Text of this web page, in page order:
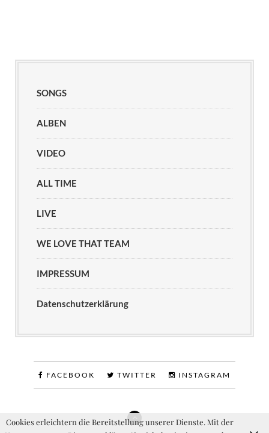
SONGS
ALBEN
VIDEO
ALL TIME
LIVE
WE LOVE THAT TEAM
IMPRESSUM
Datenschutzerklärung
FACEBOOK TWITTER INSTAGRAM
Cookies erleichtern die Bereitstellung unserer Dienste. Mit der